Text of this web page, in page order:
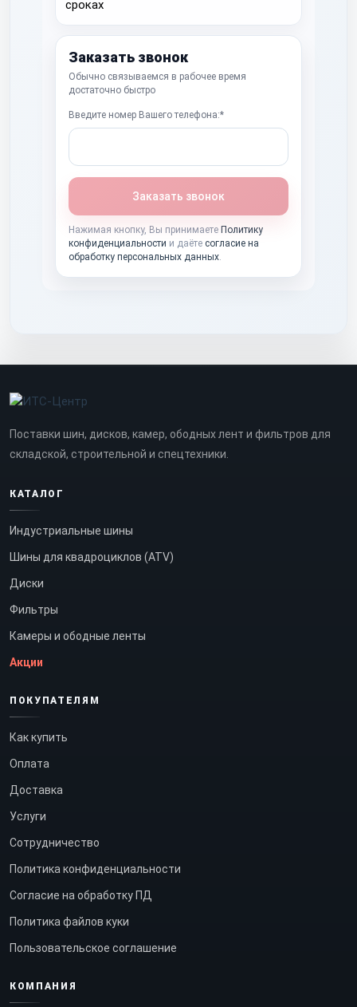
Заказать звонок
Обычно связываемся в рабочее время
достаточно быстро
Введите номер Вашего телефона:*
Заказать звонок
Нажимая кнопку, Вы принимаете Политику
конфиденциальности и даёте согласие на
обработку персональных данных.
Поставки шин, дисков, камер, ободных лент и фильтров для
складской, строительной и спецтехники.
КАТАЛОГ
Индустриальные шины
Шины для квадроциклов (ATV)
Диски
Фильтры
Камеры и ободные ленты
Акции
ПОКУПАТЕЛЯМ
Как купить
Оплата
Доставка
Услуги
Сотрудничество
Политика конфиденциальности
Согласие на обработку ПД
Политика файлов куки
Пользовательское соглашение
КОМПАНИЯ